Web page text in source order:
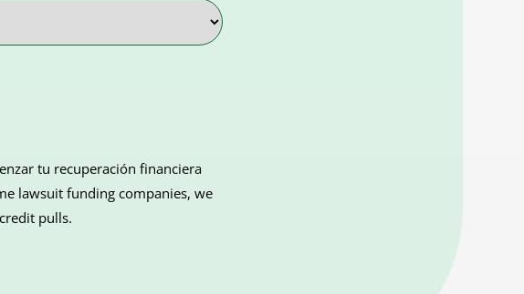
tu recuperación financiera
lawsuit funding companies, we
pulls.